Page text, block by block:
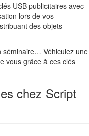
USB publicitaires avec
lors de vos
des objets
séminaire… Véhiculez une
vous grâce à ces clés
chez Script